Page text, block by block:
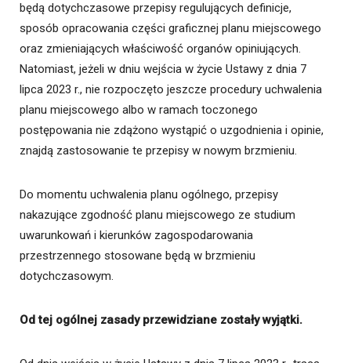
będą dotychczasowe przepisy regulujących definicje,
sposób opracowania części graficznej planu miejscowego
oraz zmieniających właściwość organów opiniujących.
Natomiast, jeżeli w dniu wejścia w życie Ustawy z dnia 7
lipca 2023 r., nie rozpoczęto jeszcze procedury uchwalenia
planu miejscowego albo w ramach toczonego
postępowania nie zdążono wystąpić o uzgodnienia i opinie,
znajdą zastosowanie te przepisy w nowym brzmieniu.
Do momentu uchwalenia planu ogólnego, przepisy
nakazujące zgodność planu miejscowego ze studium
uwarunkowań i kierunków zagospodarowania
przestrzennego stosowane będą w brzmieniu
dotychczasowym.
Od tej ogólnej zasady przewidziane zostały wyjątki.